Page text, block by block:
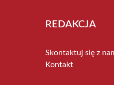
REDAKCJA
Skontaktuj się z
Kontakt